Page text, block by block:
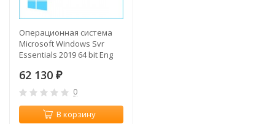
Операционная система
Microsoft Windows Svr
Essentials 2019 64 bit Eng
62 130 ₽
0
В корзину